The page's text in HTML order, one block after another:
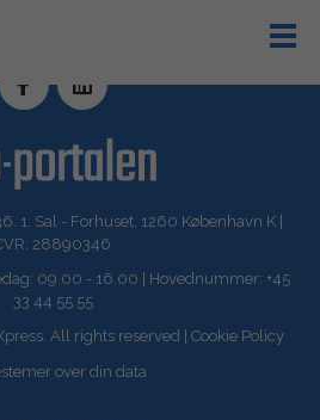
1. Sal - Forhuset, 1260 København K |
28890346
09.00 - 16.00 | Hovednummer: +45
33 44 55 55
All rights reserved | Cookie Policy
over din data